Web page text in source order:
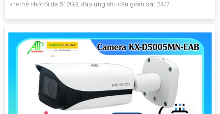
khe thẻ nhớ tối đa 512GB, đáp ứng nhu cầu giám sát 24/7